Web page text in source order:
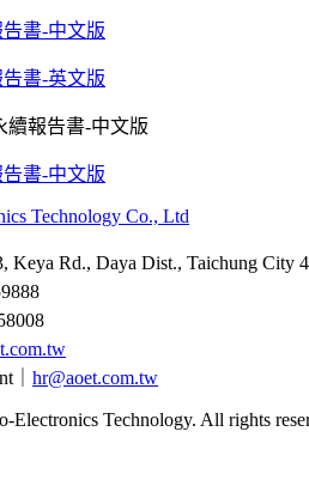
書-中文版
書-英文版
續報告書-中文版
書-中文版
Keya Rd., Daya Dist., Taichung City
｜ hr@aoet.com.tw
Electronics Technology. All rights